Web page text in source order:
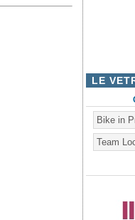
LE
Bike in
Team